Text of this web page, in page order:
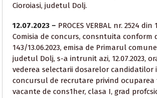
Cioroiasi, judetul Dolj.
12.07.2023 – PROCES VERBAL nr. 2524 din
Comisia de concurs, consntuita conform
143/13.06.2023, emisa de Primarul
judetul Dolj, s-a intrunit azi, 12.07.2023,
vederea selectarii dosarelor candidatilor
concursul de recrutare privind
vacante de cons1her, clasa I, grad